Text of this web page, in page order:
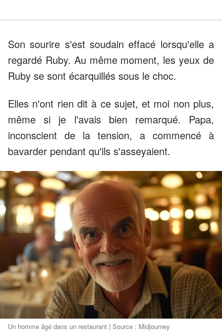
Son sourire s'est soudain effacé lorsqu'elle a
regardé Ruby. Au même moment, les yeux de
Ruby se sont écarquillés sous le choc.
Elles n'ont rien dit à ce sujet, et moi non plus,
même si je l'avais bien remarqué. Papa,
inconscient de la tension, a commencé à
bavarder pendant qu'ils s'asseyaient.
Un homme âgé dans un restaurant | Source : Midjourney